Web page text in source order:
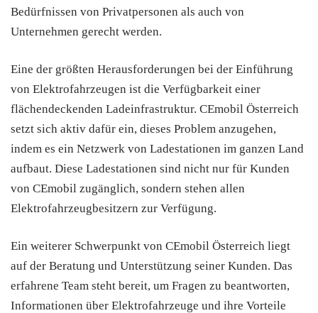
Bedürfnissen von Privatpersonen als auch von
Unternehmen gerecht werden.
Eine der größten Herausforderungen bei der Einführung
von Elektrofahrzeugen ist die Verfügbarkeit einer
flächendeckenden Ladeinfrastruktur. CEmobil Österreich
setzt sich aktiv dafür ein, dieses Problem anzugehen,
indem es ein Netzwerk von Ladestationen im ganzen Land
aufbaut. Diese Ladestationen sind nicht nur für Kunden
von CEmobil zugänglich, sondern stehen allen
Elektrofahrzeugbesitzern zur Verfügung.
Ein weiterer Schwerpunkt von CEmobil Österreich liegt
auf der Beratung und Unterstützung seiner Kunden. Das
erfahrene Team steht bereit, um Fragen zu beantworten,
Informationen über Elektrofahrzeuge und ihre Vorteile